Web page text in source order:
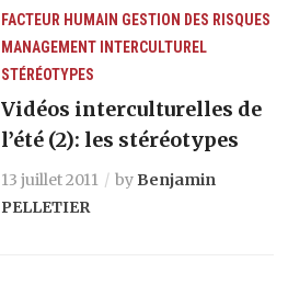
FACTEUR HUMAIN GESTION DES RISQUES
MANAGEMENT INTERCULTUREL
STÉRÉOTYPES
Vidéos interculturelles de
l’été (2): les stéréotypes
13 juillet 2011 by Benjamin
PELLETIER